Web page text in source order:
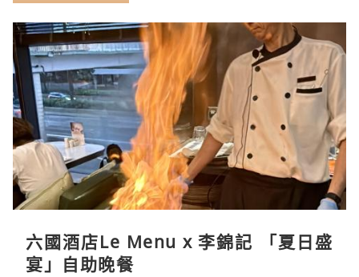
六國酒店Le Menu x 李錦記 「夏日盛
宴」自助晚餐